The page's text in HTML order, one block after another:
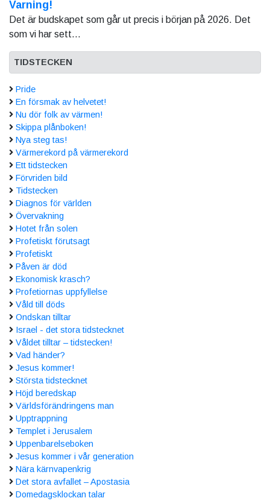
Varning!
Det är budskapet som går ut precis i början på 2026. Det
som vi har sett...
TIDSTECKEN
Pride
En försmak av helvetet!
Nu dör folk av värmen!
Skippa plånboken!
Nya steg tas!
Värmerekord på värmerekord
Ett tidstecken
Förvriden bild
Tidstecken
Diagnos för världen
Övervakning
Hotet från solen
Profetiskt förutsagt
Profetiskt
Påven är död
Ekonomisk krasch?
Profetiornas uppfyllelse
Våld till döds
Ondskan tilltar
Israel - det stora tidstecknet
Våldet tilltar – tidstecken!
Vad händer?
Jesus kommer!
Största tidstecknet
Höjd beredskap
Världsförändringens man
Upptrappning
Templet i Jerusalem
Uppenbarelseboken
Jesus kommer i vår generation
Nära kärnvapenkrig
Det stora avfallet – Apostasia
Domedagsklockan talar